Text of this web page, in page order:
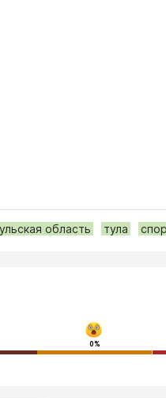
область тула
0%